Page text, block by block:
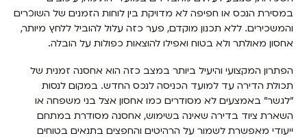
במסירת הנכס או חפיפה לא מדויקת בין לוחות הזמנים של השוכרים
והמשכירים. ללא תכנון מוקדם, פער כזה עלול להוביל ללחץ מיותר,
אחסון מאולתר ולא בטוח ואפילו להוצאות כפולות על הובלה.
הפתרון המקצועי והיעיל ביותר במצב כזה הוא אחסנה זמנית של
תכולת הדירה עד למועד הכניסה לנכס החדש. במקום לנסות
"לגשר" באמצעים לא מסודרים כמו אחסון אצל בני משפחה או
השארת ציוד בדירה שאינה בשימוש, אחסנה מסודרת במתחם
ייעודי מאפשרת לשמור על הרהיטים והחפצים בתנאים בטוחים